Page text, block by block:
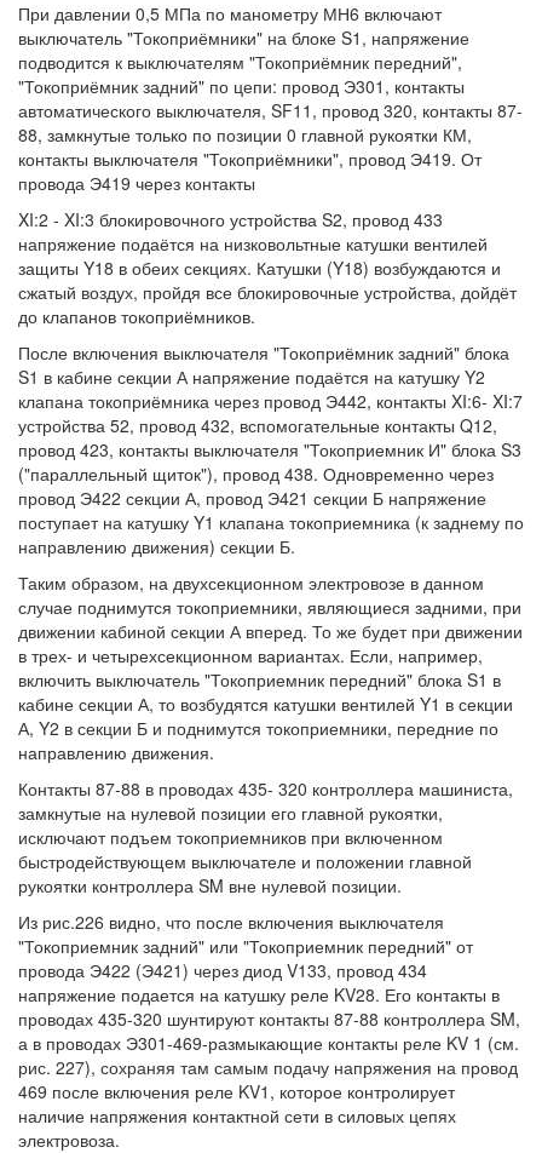
При давлении 0,5 МПа по манометру МН6 включают
выключатель "Токоприёмники" на блоке S1, напряжение
подводится к выключателям "Токоприёмник передний",
"Токоприёмник задний" по цепи: провод Э301, контакты
автоматического выключателя, SF11, провод 320, контакты 87-
88, замкнутые только по позиции 0 главной рукоятки КМ,
контакты выключателя "Токоприёмники", провод Э419. От
провода Э419 через контакты
XI:2 - XI:3 блокировочного устройства S2, провод 433
напряжение подаётся на низковольтные катушки вентилей
защиты Y18 в обеих секциях. Катушки (Y18) возбуждаются и
сжатый воздух, пройдя все блокировочные устройства, дойдёт
до клапанов токоприёмников.
После включения выключателя "Токоприёмник задний" блока
S1 в кабине секции А напряжение подаётся на катушку Y2
клапана токоприёмника через провод Э442, контакты XI:6- XI:7
устройства 52, провод 432, вспомогательные контакты Q12,
провод 423, контакты выключателя "Токоприемник И" блока S3
("параллельный щиток"), провод 438. Одновременно через
провод Э422 секции А, провод Э421 секции Б напряжение
поступает на катушку Y1 клапана токоприемника (к заднему по
направлению движения) секции Б.
Таким образом, на двухсекционном электровозе в данном
случае поднимутся токоприемники, являющиеся задними, при
движении кабиной секции А вперед. То же будет при движении
в трех- и четырехсекционном вариантах. Если, например,
включить выключатель "Токоприемник передний" блока S1 в
кабине секции А, то возбудятся катушки вентилей Y1 в секции
А, Y2 в секции Б и поднимутся токоприемники, передние по
направлению движения.
Контакты 87-88 в проводах 435- 320 контроллера машиниста,
замкнутые на нулевой позиции его главной рукоятки,
исключают подъем токоприемников при включенном
быстродействующем выключателе и положении главной
рукоятки контроллера SM вне нулевой позиции.
Из рис.226 видно, что после включения выключателя
"Токоприемник задний" или "Токоприемник передний" от
провода Э422 (Э421) через диод V133, провод 434
напряжение подается на катушку реле KV28. Его контакты в
проводах 435-320 шунтируют контакты 87-88 контроллера SM,
а в проводах Э301-469-размыкающие контакты реле KV 1 (см.
рис. 227), сохраняя там самым подачу напряжения на провод
469 после включения реле KV1, которое контролирует
наличие напряжения контактной сети в силовых цепях
электровоза.